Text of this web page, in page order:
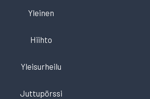
Yleinen
Hiihto
Yleisurheilu
Juttupörssi